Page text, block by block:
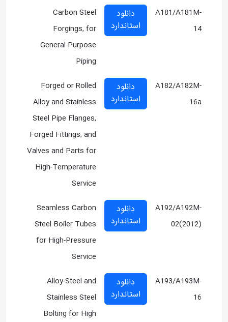
A181/A181M-
14
دانلود
استاندارد
Carbon Steel
Forgings, for
General-Purpose
Piping
A182/A182M-
16a
دانلود
استاندارد
Forged or Rolled
Alloy and Stainless
Steel Pipe Flanges,
Forged Fittings, and
Valves and Parts for
High-Temperature
Service
A192/A192M-
02(2012)
دانلود
استاندارد
Seamless Carbon
Steel Boiler Tubes
for High-Pressure
Service
A193/A193M-
16
دانلود
استاندارد
Alloy-Steel and
Stainless Steel
Bolting for High